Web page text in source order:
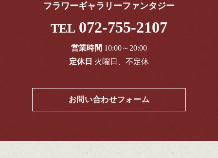
フラワーギャラリーファンタジー
TEL 072-755-2107
営業時間 10:00～20:00
定休日 火曜日、不定休
お問い合わせフォーム